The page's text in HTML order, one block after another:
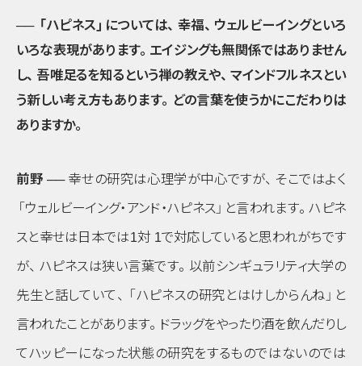
── 「ハピネス」 については、 幸福、 ウェルビーイングといろ
いろな表現があります。 エイジングも無関係ではありません
し、 吾唯足るを知るという禅の教えや、 マインドフルネスとい
う新しい考え方もあります。 どの言葉を使うかにこだわりは
ありますか。
前野 ── 幸せの研究は心理学が中心ですが、
そこではよく
「ウェルビーイング・アンド・ハピネス」 と言われます。 ハピネ
スと幸せは日本では1対 1で対応していると思われがちです
が、 ハピネスは狭い言葉です。 以前シンギュラリティ大学の
先生と話していて、 「ハピネスの研究とはけしからんね」 と
言われたことがあります。 ドラッグをやったり酒を飲んだりし
てハッピーになった状態の研究をするものではないのでは